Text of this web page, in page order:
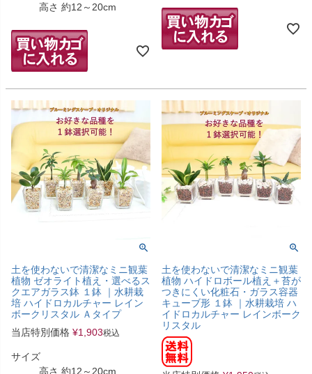
高さ 約12～20cm
土を使わないで清潔なミニ観葉
植物 ゼオライト植え・選べるス
クエアガラス鉢 １鉢 ｜水耕栽
培 ハイドロカルチャー レイン
ボークリスタル Ａタイプ
当店特別価格 ¥1,903税込
サイズ
高さ 約12～20cm
土を使わないで清潔なミニ観葉
植物 ハイドロボール植え＋苔が
つきにくい化粧石・ガラス容器
キューブ形 １鉢 ｜水耕栽培 ハ
イドロカルチャー レインボーク
リスタル